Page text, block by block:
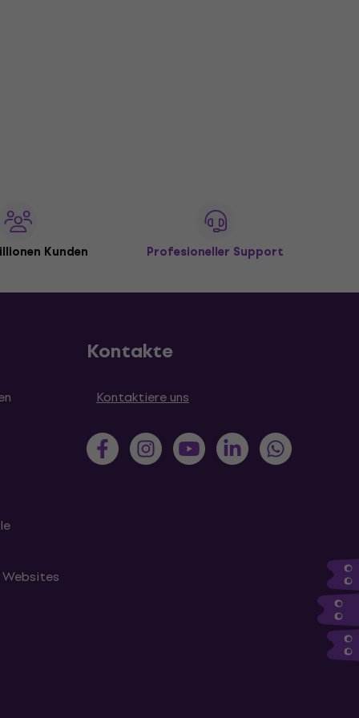
Kunden Profesioneller Support
Kontakte
Kontaktiere uns